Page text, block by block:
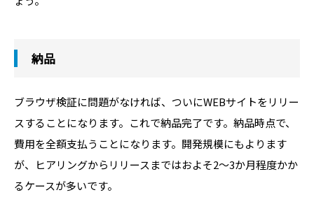
納品
ブラウザ検証に問題がなければ、ついにWEBサイトをリリー
スすることになります。これで納品完了です。納品時点で、
費用を全額支払うことになります。開発規模にもよります
が、ヒアリングからリリースまではおよそ2～3か月程度かか
るケースが多いです。